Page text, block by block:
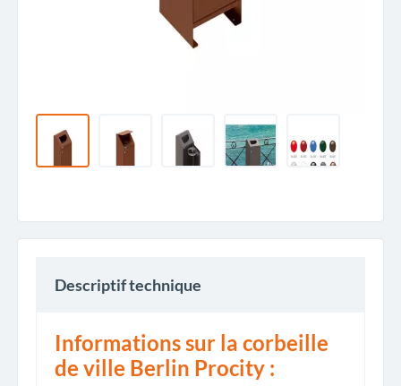
Descriptif technique
Informations sur la corbeille
de ville Berlin Procity :